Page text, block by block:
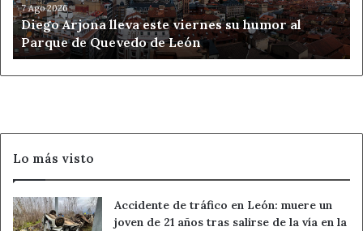
al
Parque
de
Quevedo
de
7 Ago 2026
Diego Arjona lleva este viernes su humor al
Parque de Quevedo de León
Lo más visto
Accidente de tráfico en León: muere un
joven de 21 años tras salirse de la vía en la